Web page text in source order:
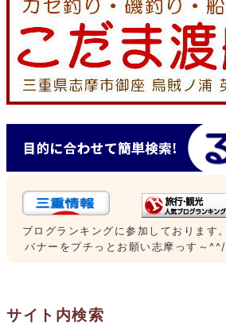
ブログランキングに参加しております。
バナーをプチっとお願い志摩っす～^^/
サイト内検索